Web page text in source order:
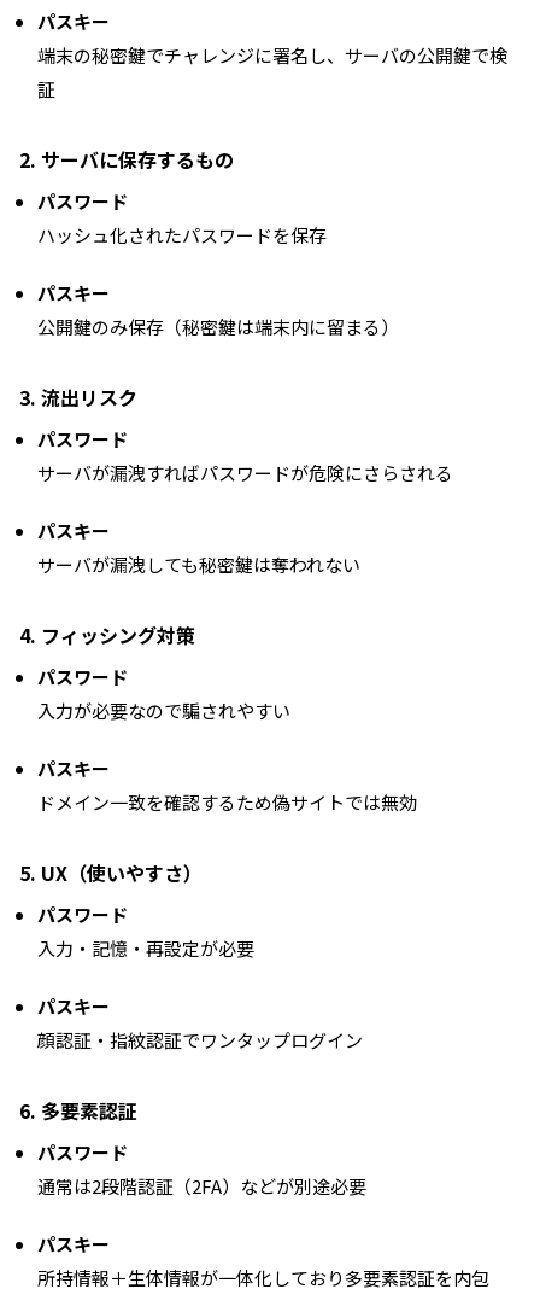
パスキー
端末の秘密鍵でチャレンジに署名し、サーバの公開鍵で検
証
2. サーバに保存するもの
パスワード
ハッシュ化されたパスワードを保存
パスキー
公開鍵のみ保存（秘密鍵は端末内に留まる）
3. 流出リスク
パスワード
サーバが漏洩すればパスワードが危険にさらされる
パスキー
サーバが漏洩しても秘密鍵は奪われない
4. フィッシング対策
パスワード
入力が必要なので騙されやすい
パスキー
ドメイン一致を確認するため偽サイトでは無効
5. UX（使いやすさ）
パスワード
入力・記憶・再設定が必要
パスキー
顔認証・指紋認証でワンタップログイン
6. 多要素認証
パスワード
通常は2段階認証（2FA）などが別途必要
パスキー
所持情報＋生体情報が一体化しており多要素認証を内包